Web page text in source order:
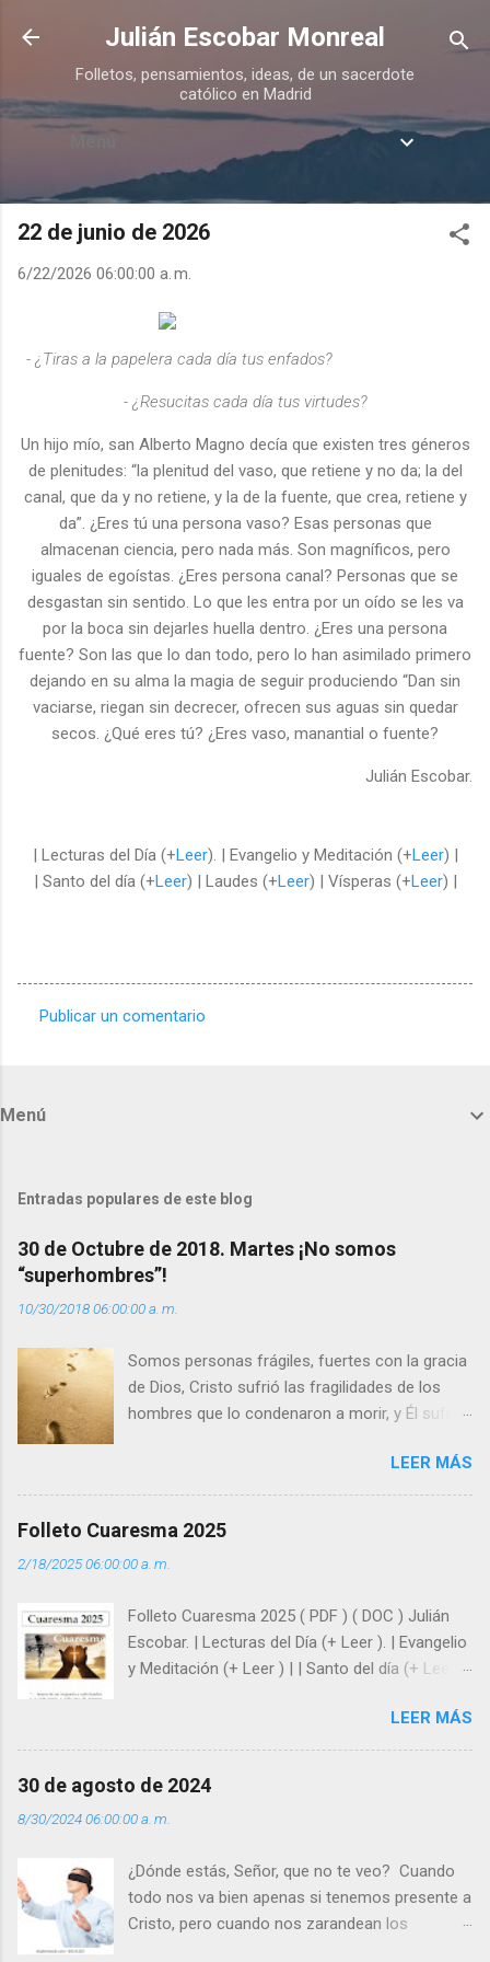
Ir al contenido principal
Julián Escobar Monreal
Folletos, pensamientos, ideas, de un sacerdote
católico en Madrid
Menú
22 de junio de 2026
6/22/2026 06:00:00 a. m.
- ¿Tiras a la papelera cada día tus enfados?
- ¿Resucitas cada día tus virtudes?
Un hijo mío, san Alberto Magno decía que existen tres géneros
de plenitudes: “la plenitud del vaso, que retiene y no da; la del
canal, que da y no retiene, y la de la fuente, que crea, retiene y
da”. ¿Eres tú una persona vaso? Esas personas que
almacenan ciencia, pero nada más. Son magníficos, pero
iguales de egoístas. ¿Eres persona canal? Personas que se
desgastan sin sentido. Lo que les entra por un oído se les va
por la boca sin dejarles huella dentro. ¿Eres una persona
fuente? Son las que lo dan todo, pero lo han asimilado primero
dejando en su alma la magia de seguir produciendo “Dan sin
vaciarse, riegan sin decrecer, ofrecen sus aguas sin quedar
secos. ¿Qué eres tú? ¿Eres vaso, manantial o fuente?
Julián Escobar.
| Lecturas del Día (+Leer). | Evangelio y Meditación (+Leer) |
| Santo del día (+Leer) | Laudes (+Leer) | Vísperas (+Leer) |
t
r
i
o
s
Publicar un comentario
Menú
Entradas populares de este blog
30 de Octubre de 2018. Martes ¡No somos
“superhombres”!
10/30/2018 06:00:00 a. m.
Somos personas frágiles, fuertes con la gracia
de Dios, Cristo sufrió las fragilidades de los
hombres que lo condenaron a morir, y Él sufrió
enseña Jesucristo? Que, si seguimos sus
huellas, sin ser superhombres, podemos
siempre está pendiente de nosotros. Amar es
y protegidos por nosotros. “ Señor, soy un
árbol sin frutos, pero tú me das la savia para
que al menos mis ramas y hojas den sombra
super hombre? - ¿Superas tu fragilidad con la
gracia de Dios? Julián Escobar. | Lecturas del
Día (+ Leer ). | Evangelio y Meditación (+ Leer ) |
LEER MÁS
Folleto Cuaresma 2025
2/18/2025 06:00:00 a. m.
Folleto Cuaresma 2025 ( PDF ) ( DOC ) Julián
Escobar. | Lecturas del Día (+ Leer ). | Evangelio
y Meditación (+ Leer ) | | Santo del día (+ Leer )
LEER MÁS
30 de agosto de 2024
8/30/2024 06:00:00 a. m.
¿Dónde estás, Señor, que no te veo? Cuando
todo nos va bien apenas si tenemos presente a
Cristo, pero cuando nos zarandean los